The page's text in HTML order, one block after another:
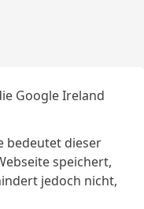
Google Ireland
bedeutet dieser
speichert,
jedoch nicht,